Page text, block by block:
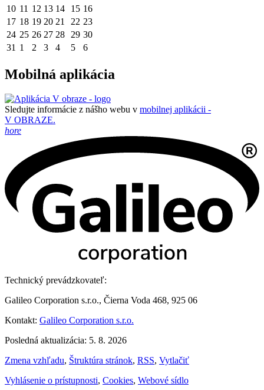
10 11 12 13 14 15 16
17 18 19 20 21 22 23
24 25 26 27 28 29 30
31 1 2 3 4 5 6
Mobilná aplikácia
Sledujte informácie z nášho webu v mobilnej aplikácii -
V OBRAZE.
hore
Technický prevádzkovateľ:
Galileo Corporation s.r.o., Čierna Voda 468, 925 06
Kontakt: Galileo Corporation s.r.o.
Posledná aktualizácia: 5. 8. 2026
Zmena vzhľadu, Štruktúra stránok, RSS, Vytlačiť
Vyhlásenie o prístupnosti, Cookies, Webové sídlo